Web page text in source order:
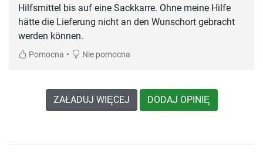
Hilfsmittel bis auf eine Sackkarre. Ohne meine Hilfe
hätte die Lieferung nicht an den Wunschort gebracht
werden können.
Pomocna • Nie pomocna
ZAŁADUJ WIĘCEJ DODAJ OPINIĘ